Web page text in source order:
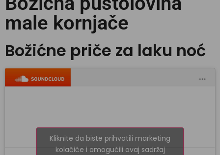
male kornjače
Božićne priče za laku noć
Kliknite da biste prihvatili marketing
kolačiće i omogućili ovaj sadržaj